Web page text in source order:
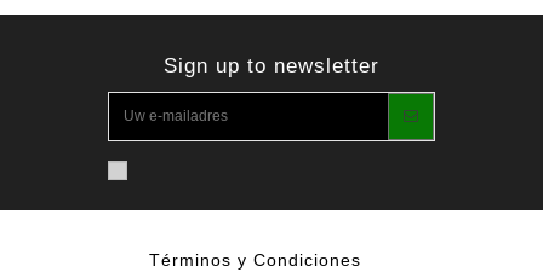
Sign up to newsletter
Términos y Condiciones